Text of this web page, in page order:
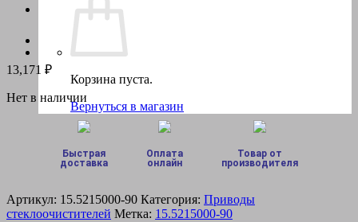
Корзина пуста.
Вернуться в магазин
13,171 ₽
Нет в наличии
Быстрая
доставка
Оплата
онлайн
Товар от
производителя
Артикул: 15.5215000-90 Категория: Приводы
стеклоочистителей Метка: 15.5215000-90